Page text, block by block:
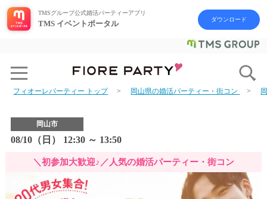
TMSグループ公式婚活パーティーアプリ
TMS イベントポータル ダウンロード
フィオーレパーティー トップ 岡山県の婚活パーティー・街コン
岡山市
08/10（日） 12:30 ～ 13:50
＼初参加大歓迎♪／人気の婚活パーティー・街コン